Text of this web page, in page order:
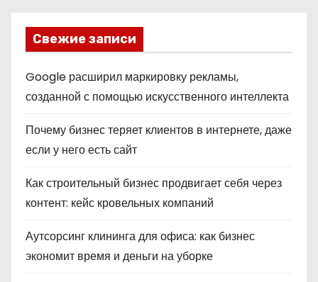
Свежие записи
Google расширил маркировку рекламы,
созданной с помощью искусственного интеллекта
Почему бизнес теряет клиентов в интернете, даже
если у него есть сайт
Как строительный бизнес продвигает себя через
контент: кейс кровельных компаний
Аутсорсинг клининга для офиса: как бизнес
экономит время и деньги на уборке